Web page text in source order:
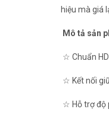
hiệu mà giá
Mô tả sản
☆ Chuẩn
☆ Kết nối
☆ Hỗ trợ độ